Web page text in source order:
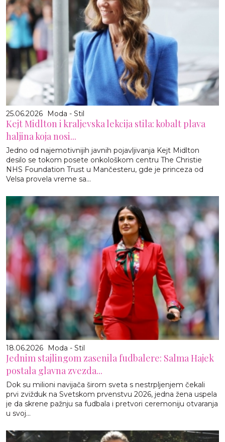
25.06.2026 Moda - Stil
Kejt Midlton i kraljevska lekcija stila: kobalt plava
haljina koja nosi...
Jedno od najemotivnijih javnih pojavljivanja Kejt Midlton
desilo se tokom posete onkološkom centru The Christie
NHS Foundation Trust u Mančesteru, gde je princeza od
Velsa provela vreme sa...
18.06.2026 Moda - Stil
Jednim stajlingom zasenila fudbalere: Salma Hajek
postala glavna zvezda...
Dok su milioni navijača širom sveta s nestrpljenjem čekali
prvi zvižduk na Svetskom prvenstvu 2026, jedna žena uspela
je da skrene pažnju sa fudbala i pretvori ceremoniju otvaranja
u svoj...